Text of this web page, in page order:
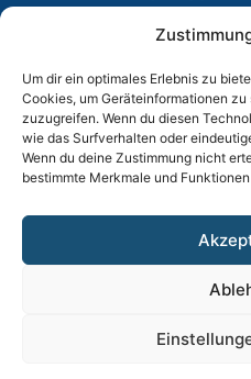
Um dir ein optimales Erlebnis zu
Cookies, um Geräteinformationen
zuzugreifen. Wenn du diesen
wie das Surfverhalten oder
Wenn du deine Zustimmung nicht
bestimmte Merkmale und
EASA
Thalkirchner Straße 62
80337 München
Tel. +49(0)89 544 599 0
E-Mail:info@tost.de
Montag – Donnerstag: 8:00 –
Freitag: 8:00 – 15:00 Uhr